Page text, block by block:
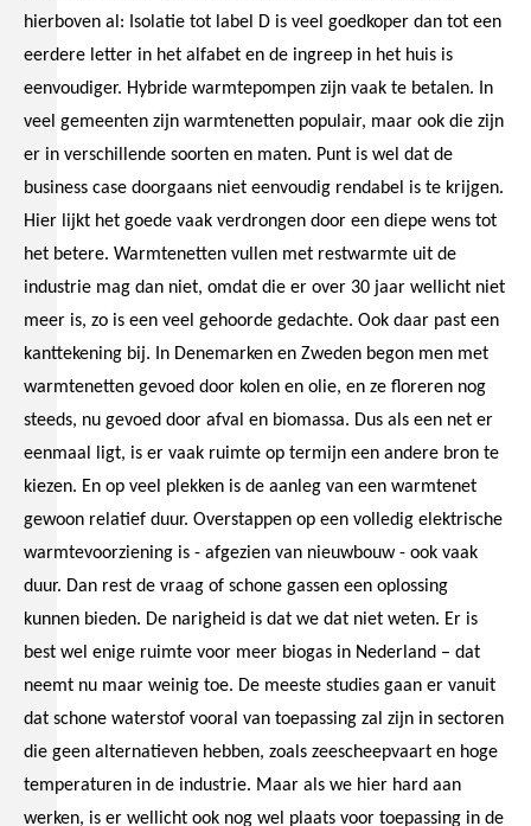
hierboven al: Isolatie tot label D is veel goedkoper dan tot een
eerdere letter in het alfabet en de ingreep in het huis is
eenvoudiger. Hybride warmtepompen zijn vaak te betalen. In
veel gemeenten zijn warmtenetten populair, maar ook die zijn
er in verschillende soorten en maten. Punt is wel dat de
business case doorgaans niet eenvoudig rendabel is te krijgen.
Hier lijkt het goede vaak verdrongen door een diepe wens tot
het betere. Warmtenetten vullen met restwarmte uit de
industrie mag dan niet, omdat die er over 30 jaar wellicht niet
meer is, zo is een veel gehoorde gedachte. Ook daar past een
kanttekening bij. In Denemarken en Zweden begon men met
warmtenetten gevoed door kolen en olie, en ze floreren nog
steeds, nu gevoed door afval en biomassa. Dus als een net er
eenmaal ligt, is er vaak ruimte op termijn een andere bron te
kiezen. En op veel plekken is de aanleg van een warmtenet
gewoon relatief duur. Overstappen op een volledig elektrische
warmtevoorziening is - afgezien van nieuwbouw - ook vaak
duur. Dan rest de vraag of schone gassen een oplossing
kunnen bieden. De narigheid is dat we dat niet weten. Er is
best wel enige ruimte voor meer biogas in Nederland – dat
neemt nu maar weinig toe. De meeste studies gaan er vanuit
dat schone waterstof vooral van toepassing zal zijn in sectoren
die geen alternatieven hebben, zoals zeescheepvaart en hoge
temperaturen in de industrie. Maar als we hier hard aan
werken, is er wellicht ook nog wel plaats voor toepassing in de